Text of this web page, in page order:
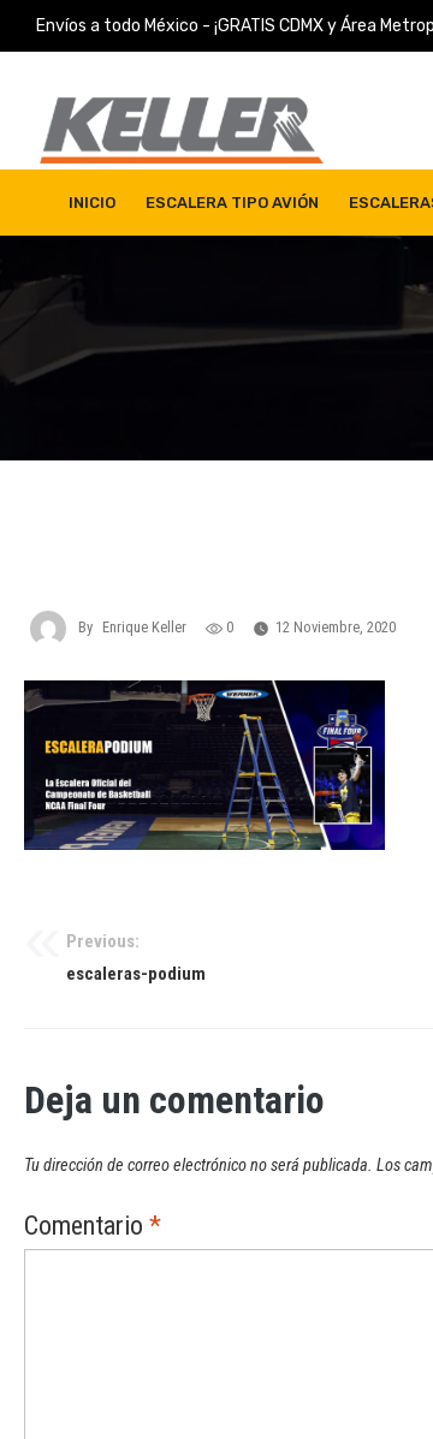
to
Envíos a todo México - ¡GRATIS CDMX y Área
Escaleras Keller
Venta de Escaleras de Almacén en México
INICIO ESCALERA TIPO AVIÓN
By Enrique Keller 0 12 Noviembre, 2020
Navegación
Previous:
escaleras-podium
Deja un comentario
Tu dirección de correo electrónico no será publicada. Los
Comentario *